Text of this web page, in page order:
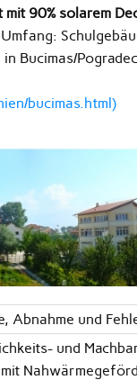
90% solarem
Bucimas/
bucimas.html)
Abnahme und
und